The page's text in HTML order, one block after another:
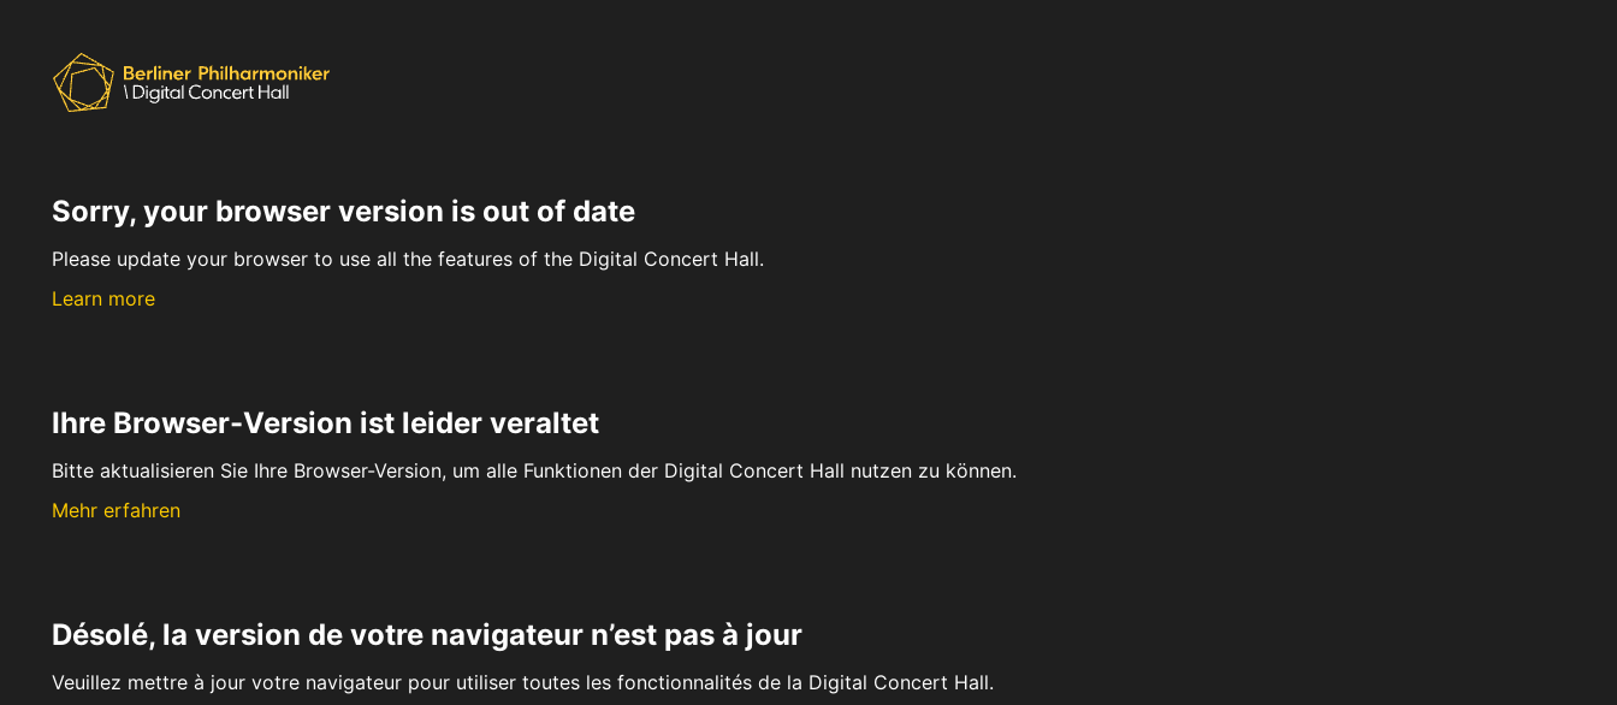
Sorry, your browser version is out of date
Please update your browser to use all the features of the Digital Concert Hall.
Learn more
Ihre Browser-Version ist leider veraltet
Bitte aktualisieren Sie Ihre Browser-Version, um alle Funktionen der Digital Concert Hall nutzen zu können.
Mehr erfahren
Désolé, la version de votre navigateur n’est pas à jour
Veuillez mettre à jour votre navigateur pour utiliser toutes les fonctionnalités de la Digital Concert Hall.